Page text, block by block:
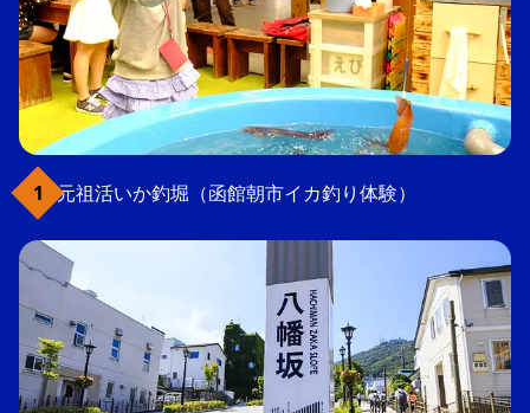
元祖活いか釣堀（函館朝市イカ釣り体験）